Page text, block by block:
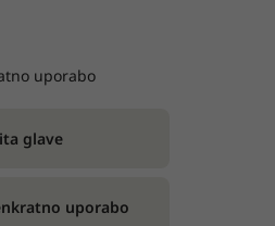
uporabo
glave
uporabo